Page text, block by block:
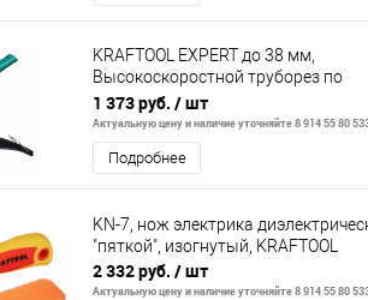
KRAFTOOL EXPERT до 38 мм,
Высокоскоростной труборез по
металлопластиковым и
трубам (233
1 373 руб. / шт
Актуальную цену и наличие уточняйте 8 914 55 80
Подробнее
KN-7, нож электрика
"пяткой", изогнутый, KRAFTOOL
2 332 руб. / шт
Актуальную цену и наличие уточняйте 8 914 55 80